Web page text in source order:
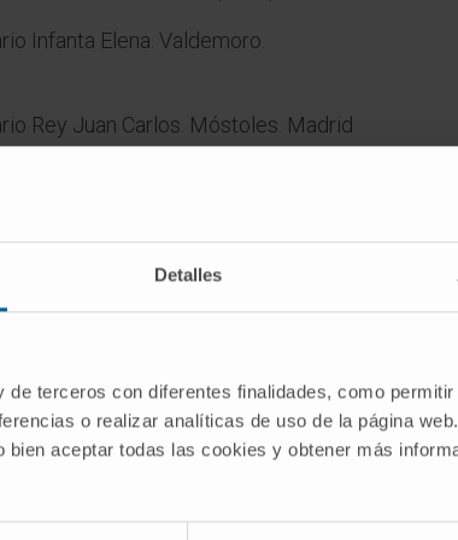
Detalles
terceros con diferentes finalidades, como
o realizar analíticas de uso de la página
aceptar todas las cookies y obtener más
Infanta Elena. Valdemoro.
Rey Juan Carlos. Móstoles. Madrid
Fundación Jiménez Díaz.
Jiménez Díaz (06/2015-